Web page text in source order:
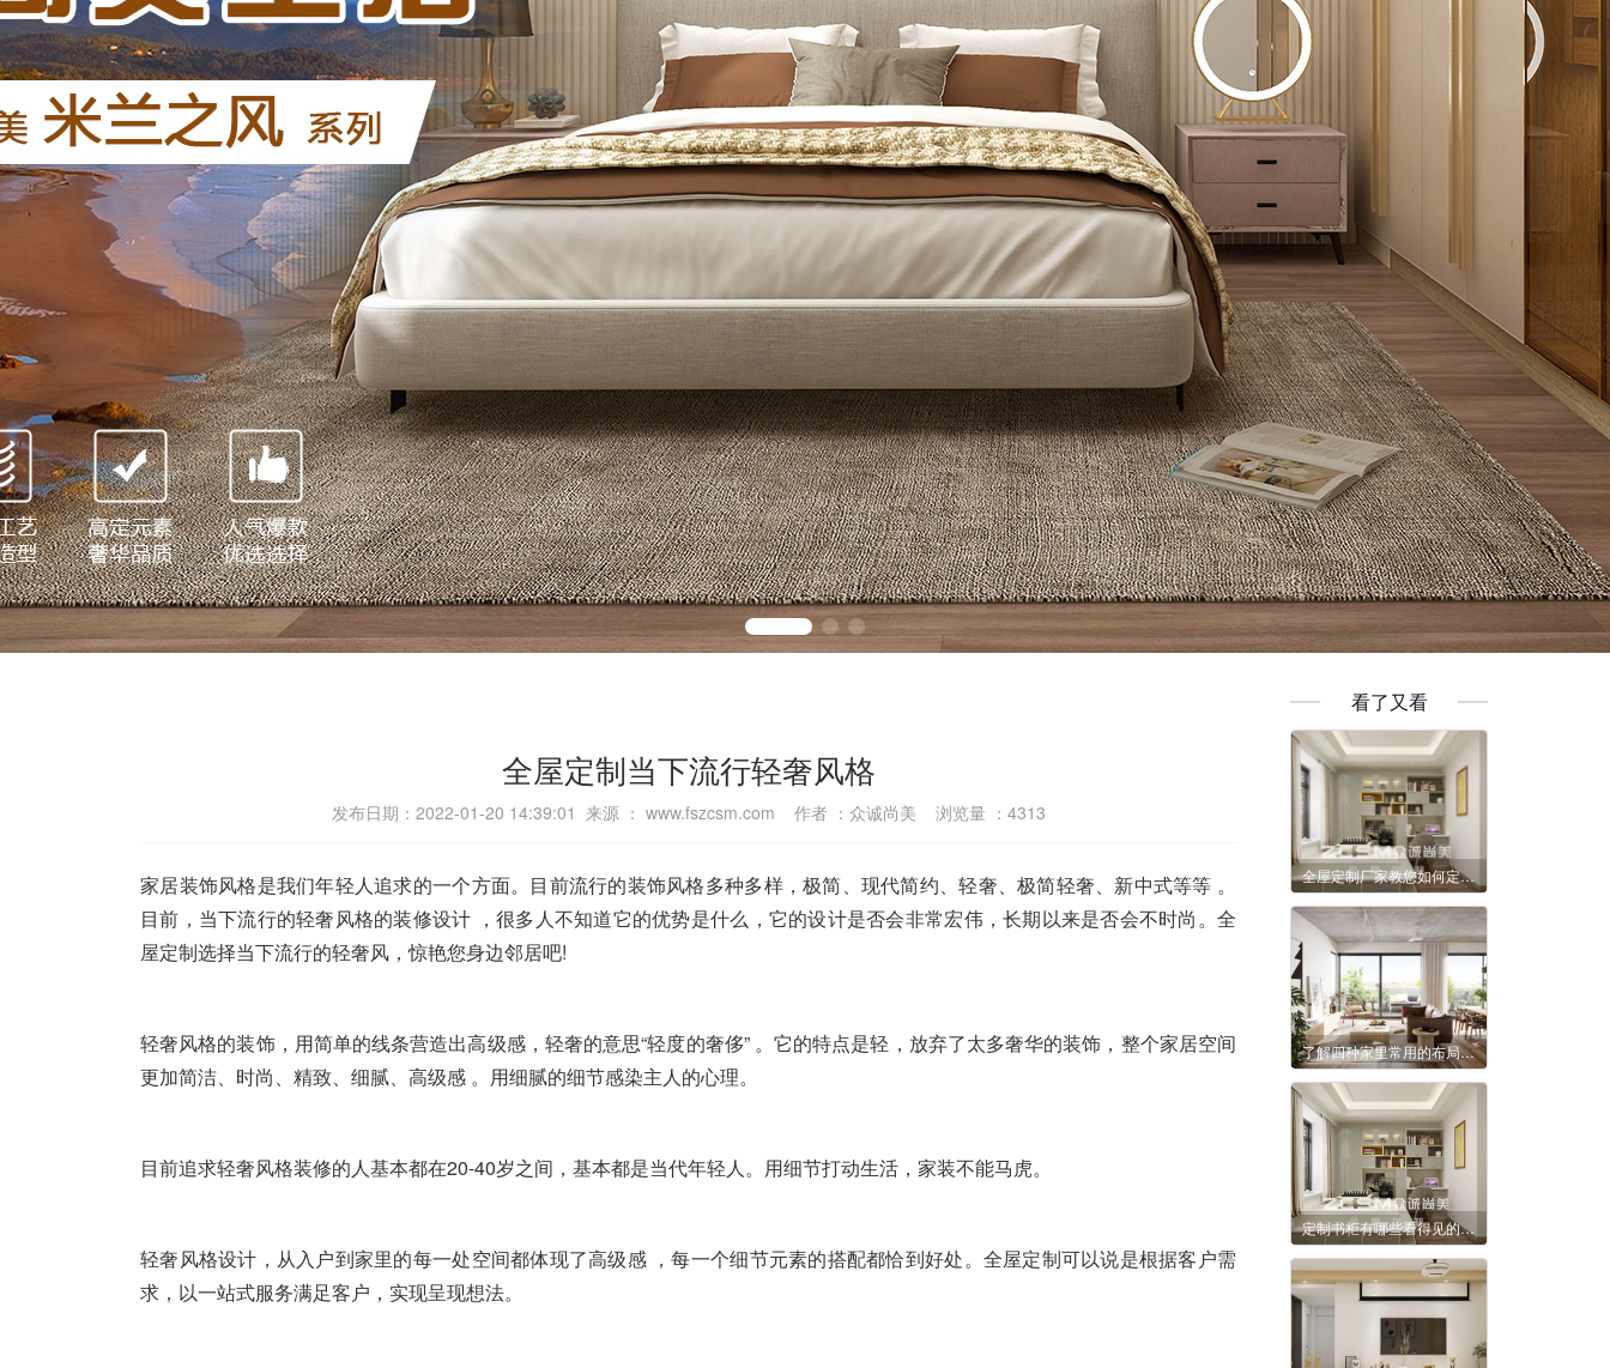
全屋定制当下流行轻奢风格
发布日期：2022-01-20 14:39:01 来源 ： www.fszcsm.com 作者 ：众诚尚美 浏览量 ： 4313
家居装饰风格是我们年轻人追求的一个方面。目前流行的装饰风格多种多样，极简、现代简约、轻奢、极简轻奢、新中式等等 。
目前，当下流行的轻奢风格的装修设计 ，很多人不知道它的优势是什么，它的设计是否会非常宏伟，长期以来是否会不时尚。全
屋定制选择当下流行的轻奢风，惊艳您身边邻居吧!
轻奢风格的装饰，用简单的线条营造出高级感，轻奢的意思“轻度的奢侈” 。它的特点是轻，放弃了太多奢华的装饰，整个家居空间
更加简洁、时尚、精致、细腻、高级感 。用细腻的细节感染主人的心理。
目前追求轻奢风格装修的人基本都在20-40岁之间，基本都是当代年轻人。用细节打动生活，家装不能马虎。
轻奢风格设计，从入户到家里的每一处空间都体现了高级感 ，每一个细节元素的搭配都恰到好处。全屋定制可以说是根据客户需
求，以一站式服务满足客户，实现呈现想法。
看了又看
全屋定制厂家教您如何定制家具
了解四种家里常用的布局方法
定制书柜有哪些看得见的优点？